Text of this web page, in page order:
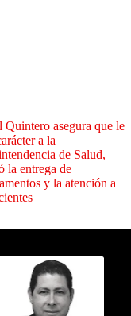
Quintero asegura que le
a la
de Salud,
la entrega de
y la atención a